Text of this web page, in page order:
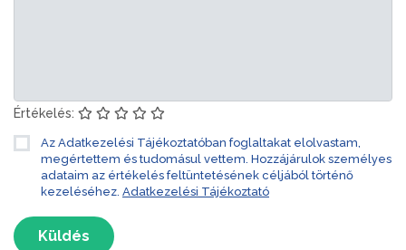
Értékelés:
Az Adatkezelési Tájékoztatóban foglaltakat elolvastam,
megértettem és tudomásul vettem. Hozzájárulok személyes
adataim az értékelés feltüntetésének céljából történő
kezeléséhez. Adatkezelési Tájékoztató
Küldés